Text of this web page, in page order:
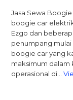
Jasa Sewa
boogie car
Ezgo dan
penumpang mulai
boogie car yang
maksimum dalam
operasional di…